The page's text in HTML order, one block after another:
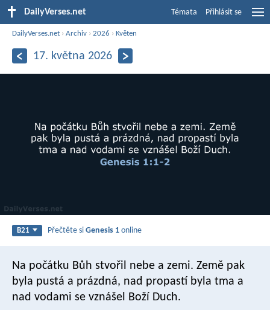
DailyVerses.net Témata Přihlásit se
DailyVerses.net ›Archiv ›2026 ›Květen
17. května 2026
B21 Přečtěte siGenesis 1 online
Na počátku Bůh stvořil nebe a zemi. Země pak
byla pustá a prázdná, nad propastí byla tma a
nad vodami se vznášel Boží Duch.